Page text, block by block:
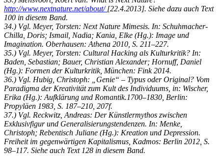
http://www.nextnature.net/about/[22.4.2013]. Siehe dazu auch Text
100 in diesem Band.
34.) Vgl. Meyer, Torsten: Next Nature Mimesis. In: Schuhmacher-
Chilla, Doris; Ismail, Nadia; Kania, Elke (Hg.): Image und
Imagination. Oberhausen: Athena 2010, S. 211–227.
35.) Vgl. Meyer, Torsten: Cultural Hacking als Kulturkritik? In:
Baden, Sebastian; Bauer, Christian Alexander; Hornuff, Daniel
(Hg.): Formen der Kulturkritik, München: Fink 2014.
36.) Vgl. Hubig, Christoph: „Genie“ – Typus oder Original? Vom
Paradigma der Kreativität zum Kult des Individuums, in: Wischer,
Erika (Hg.): Aufklärung und Romantik.1700–1830, Berlin:
Propyläen 1983, S. 187–210, 207f.
37.) Vgl. Reckwitz, Andreas: Der Künstlermythos zwischen
Exklusivfigur und Generalisierungstendenzen. In: Menke,
Christoph; Rebentisch Juliane (Hg.): Kreation und Depression.
Freiheit im gegenwärtigen Kapitalismus, Kadmos: Berlin 2012, S.
98–117. Siehe auch Text 128 in diesem Band.